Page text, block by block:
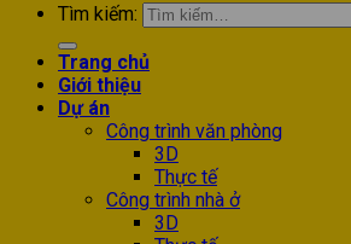
Tìm kiếm:
Trang chủ
Giới thiệu
Dự án
Công trình văn phòng
3D
Thực tế
Công trình nhà ở
3D